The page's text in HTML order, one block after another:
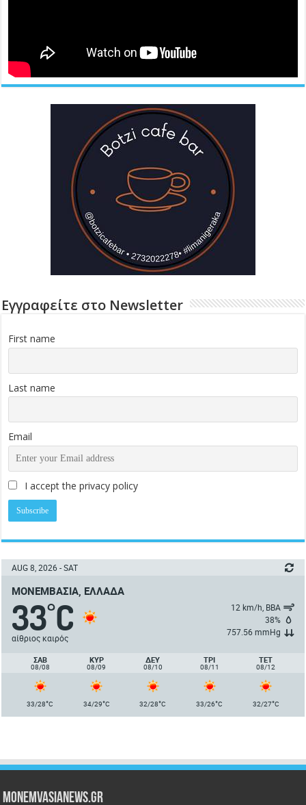
Εγγραφείτε στο Newsletter
First name
Last name
Email
I accept the privacy policy
AUG 8, 2026 - SAT
ΜΟΝΕΜΒΑΣΙΆ, ΕΛΛΆΔΑ
33°C
αίθριος καιρός
12 km/h, ΒΒΑ
38%
757.56 mmHg
ΣΑΒ
08/08
ΚΥΡ
08/09
ΔΕΥ
08/10
ΤΡΙ
08/11
ΤΕΤ
08/12
33/28°C 34/29°C 32/28°C 33/26°C 32/27°C
Monemvasianews.gr